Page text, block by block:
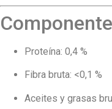
Proteína: 0,4 %
Fibra bruta: <0,1 %
Aceites y grasas